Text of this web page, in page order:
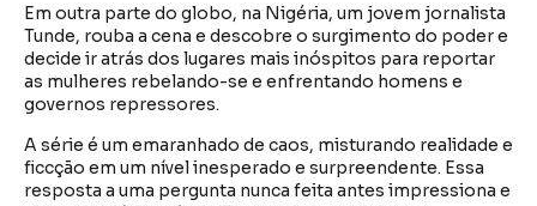
Em outra parte do globo, na Nigéria, um jovem jornalista
Tunde, rouba a cena e descobre o surgimento do poder e
decide ir atrás dos lugares mais inóspitos para reportar
as mulheres rebelando-se e enfrentando homens e
governos repressores.
A série é um emaranhado de caos, misturando realidade e
ficcção em um nível inesperado e surpreendente. Essa
resposta a uma pergunta nunca feita antes impressiona e